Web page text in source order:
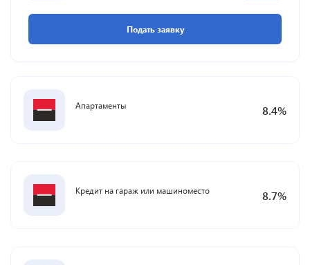
Подать заявку
Апартаменты 8.4%
Кредит на гараж или машиноместо 8.7%